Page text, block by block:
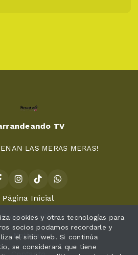
TV
LAS MERAS MERAS!
Página Inicial
Programación
Noticias
cookies y otras tecnologías para
socios podamos recordarle y
el sitio web. Si continúa
se considerará que tiene